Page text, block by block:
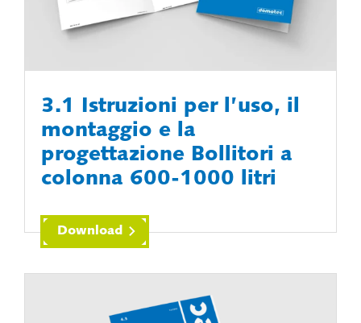
3.1 Istruzioni per l’uso, il
montaggio e la
progettazione Bollitori a
colonna 600-1000 litri
Download